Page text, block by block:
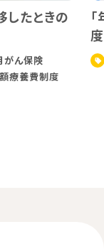
したときの
がん保険
療養費制度